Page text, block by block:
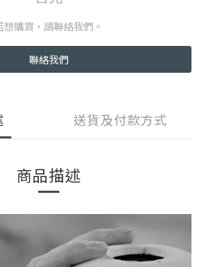
想購買，請聯絡我們。
聯絡我們
送貨及付款方式
商品描述